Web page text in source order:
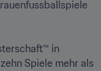
in
Spiele mehr als